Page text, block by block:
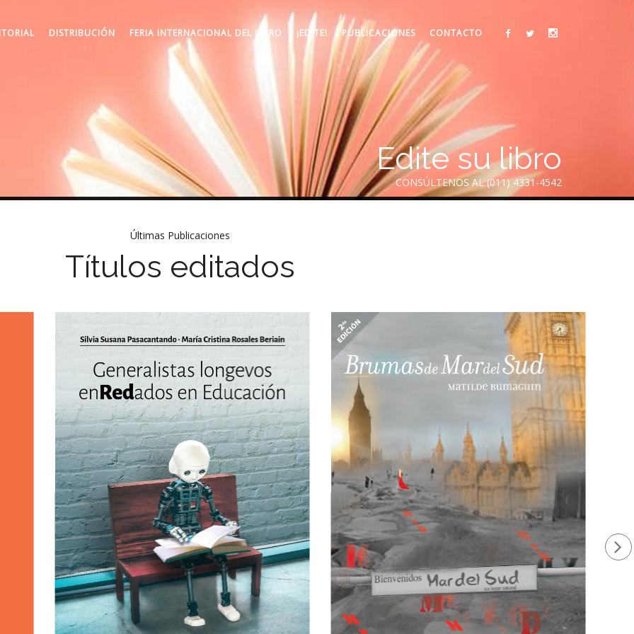
DISTRIBUCIÓN FERIA INTERNACIONAL DEL LIBRO ¡EDITE! PUBLICACIONES CONTACTO
Edite su libro
CONSÚLTENOS AL (011) 4331-4542
Últimas Publicaciones
Títulos editados